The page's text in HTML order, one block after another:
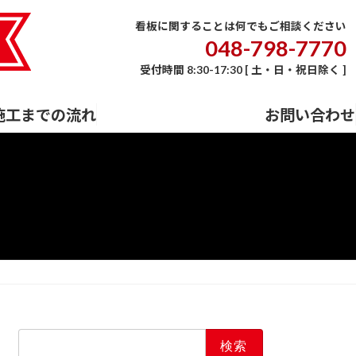
看板に関することは何でもご相談ください
048-798-7770
受付時間 8:30-17:30 [ 土・日・祝日除く ]
工までの流れ お問い合わせ
会社概要 施工までの流れ お問い合わせ